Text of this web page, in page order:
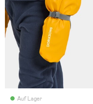
Auf Lager